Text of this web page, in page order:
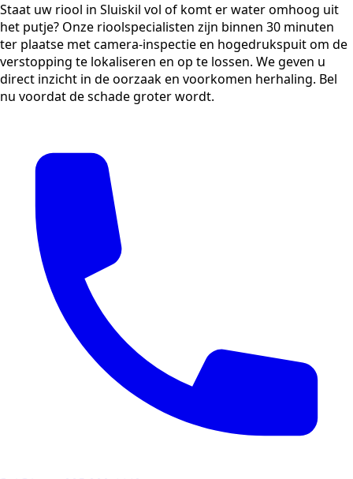
Staat uw riool in Sluiskil vol of komt er water omhoog uit
het putje? Onze rioolspecialisten zijn binnen 30 minuten
ter plaatse met camera-inspectie en hogedrukspuit om de
verstopping te lokaliseren en op te lossen. We geven u
direct inzicht in de oorzaak en voorkomen herhaling. Bel
nu voordat de schade groter wordt.